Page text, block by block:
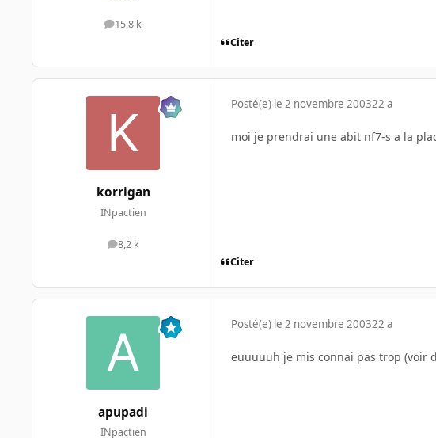
15,8 k
messages
Citer
korrigan
INpactien
8,2 k
messages
Posté(e) le 2 novembre 200322 a
moi je prendrai une abit nf7-s a la
Citer
apupadi
INpactien
Posté(e) le 2 novembre 200322 a
euuuuuh je mis connai pas trop (voir